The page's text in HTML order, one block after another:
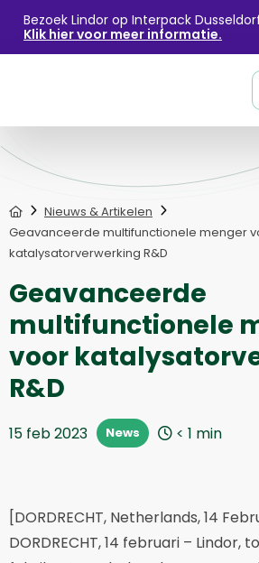
Bezoek Lindor op Interpack
Klik hier voor meer informatie.
HomeNieuws & Artikelen
Geavanceerde multifunctionele menger
katalysatorverwerking R&D
Geavanceerde
multifunctionele
voor
R&D
15 feb 2023 News < 1 min
[DORDRECHT, Netherlands, 14
DORDRECHT, 14 februari – Lindor,